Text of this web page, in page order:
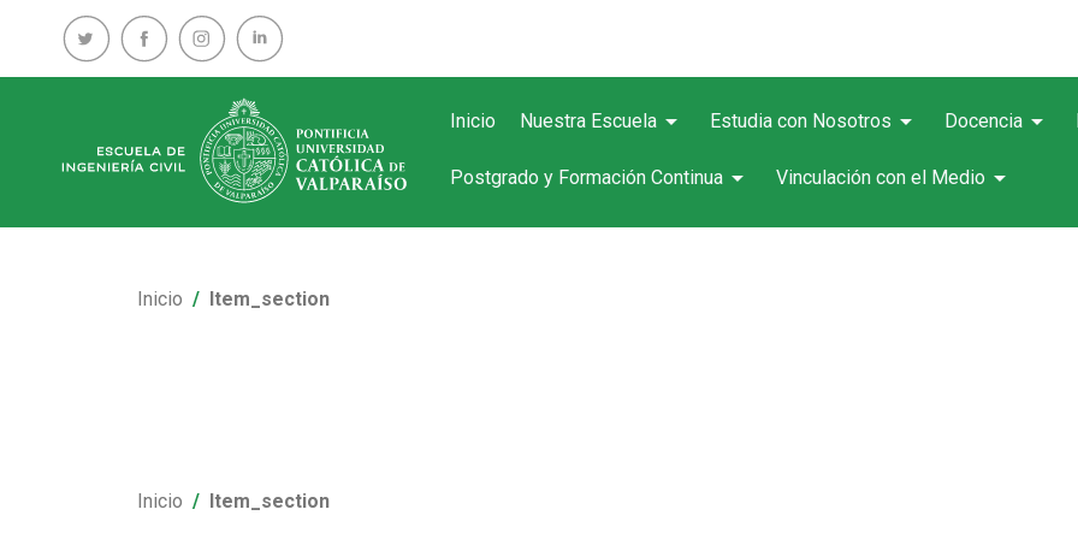
Inicio Nuestra Escuela arrow_drop_down Estudia con Nosotros arrow_drop_down Docencia arrow_drop_down
Postgrado y Formación Continua arrow_drop_down Vinculación con el Medio arrow_drop_down
Inicio Item_section
Inicio Item_section